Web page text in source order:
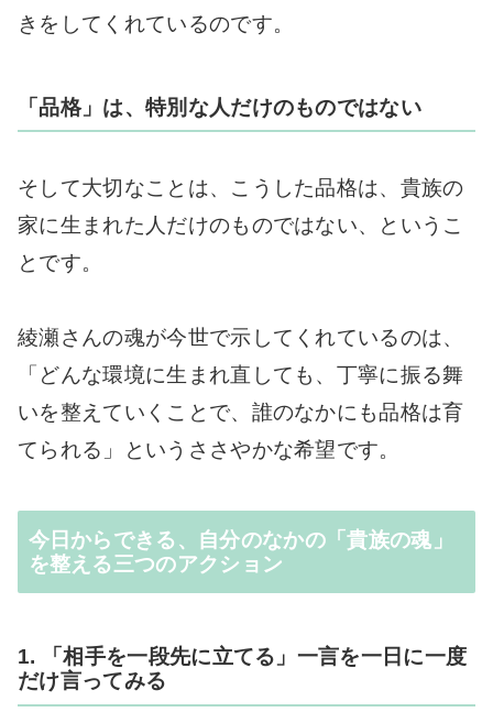
きをしてくれているのです。
「品格」は、特別な人だけのものではない
そして大切なことは、こうした品格は、貴族の
家に生まれた人だけのものではない、というこ
とです。
綾瀬さんの魂が今世で示してくれているのは、
「どんな環境に生まれ直しても、丁寧に振る舞
いを整えていくことで、誰のなかにも品格は育
てられる」というささやかな希望です。
今日からできる、自分のなかの「貴族の魂」
を整える三つのアクション
1. 「相手を一段先に立てる」一言を一日に一度
だけ言ってみる